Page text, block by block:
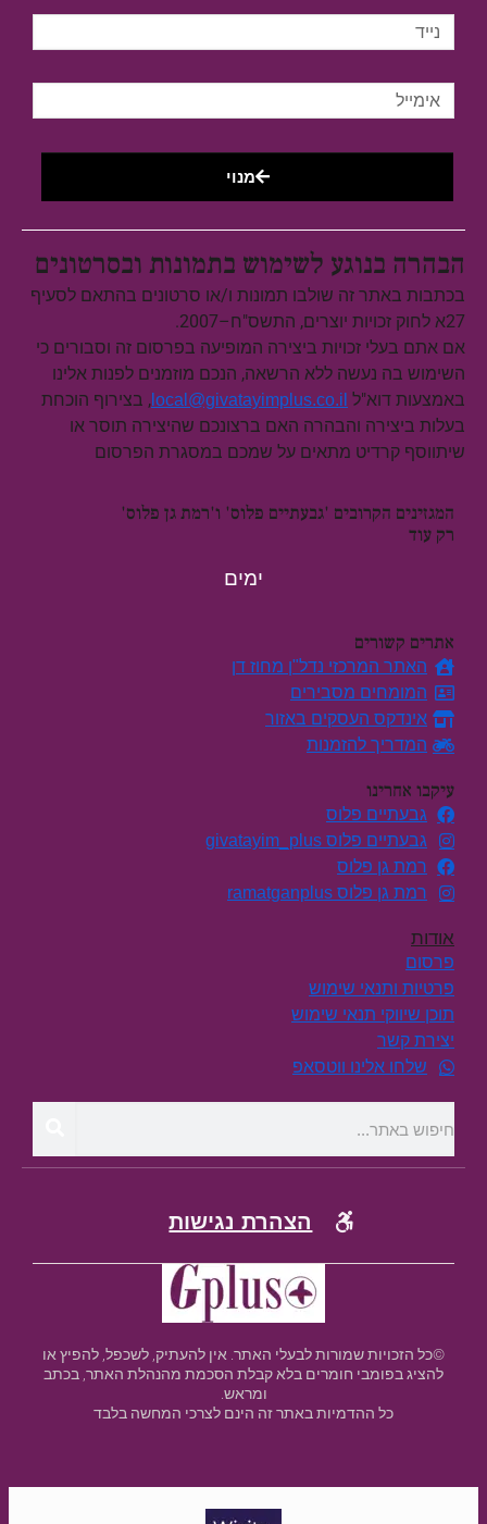
מנוי
הבהרה בנוגע לשימוש בתמונות ובסרטונים
בכתבות באתר זה שולבו תמונות ו/או סרטונים בהתאם לסעיף
27א לחוק זכויות יוצרים, התשס"ח–2007.
אם אתם בעלי זכויות ביצירה המופיעה בפרסום זה וסבורים כי
השימוש בה נעשה ללא הרשאה, הנכם מוזמנים לפנות אלינו
באמצעות דוא"ל local@givatayimplus.co.il , בצירוף הוכחת
בעלות ביצירה והבהרה האם ברצונכם שהיצירה תוסר או
שיתווסף קרדיט מתאים על שמכם במסגרת הפרסום
המגזינים הקרובים 'גבעתיים פלוס' ו'רמת גן פלוס'
רק עוד
ימים
אתרים קשורים
האתר המרכזי נדל"ן מחוז דן
המומחים מסבירים
אינדקס העסקים באזור
המדריך להזמנות
עיקבו אחרינו
גבעתיים פלוס
גבעתיים פלוס givatayim_plus
רמת גן פלוס
רמת גן פלוס ramatganplus
אודות
פרסום
פרטיות ותנאי שימוש
תוכן שיווקי תנאי שימוש
יצירת קשר
שלחו אלינו ווטסאפ
הצהרת נגישות
©כל הזכויות שמורות לבעלי האתר. אין להעתיק, לשכפל, להפיץ או
להציג בפומבי חומרים בלא קבלת הסכמת מהנהלת האתר, בכתב
ומראש.
כל ההדמיות באתר זה הינם לצרכי המחשה בלבד